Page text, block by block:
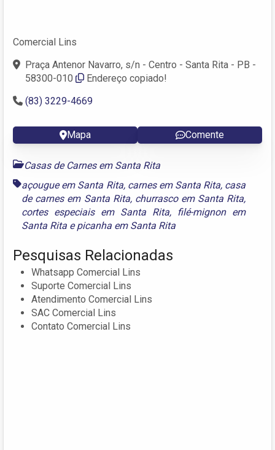
Comercial Lins
Praça Antenor Navarro, s/n - Centro - Santa Rita - PB -
58300-010
Endereço copiado!
(83) 3229-4669
Mapa Comente
Casas de Carnes em Santa Rita
açougue em Santa Rita, carnes em Santa Rita, casa
de carnes em Santa Rita, churrasco em Santa Rita,
cortes especiais em Santa Rita, filé-mignon em
Santa Rita epicanha em Santa Rita
Pesquisas Relacionadas
Whatsapp Comercial Lins
Suporte Comercial Lins
Atendimento Comercial Lins
SAC Comercial Lins
Contato Comercial Lins